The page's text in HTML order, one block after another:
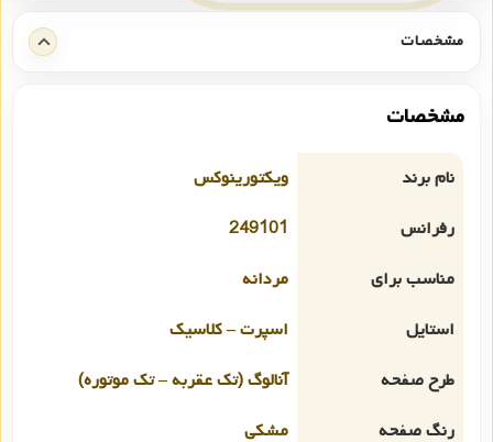
مشخصات
مشخصات
نام برند
ویکتورینوکس
رفرانس
249101
مناسب برای
مردانه
استایل
اسپرت – کلاسیک
طرح صفحه
آنالوگ (تک عقربه – تک موتوره)
رنگ صفحه
مشکی